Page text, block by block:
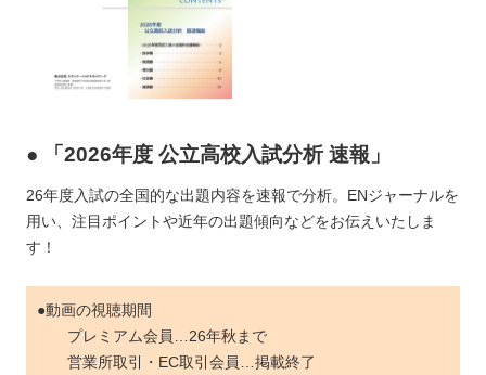
● 「2026年度 公立高校入試分析 速報」
26年度入試の全国的な出題内容を速報で分析。ENジャーナルを
用い、注目ポイントや近年の出題傾向などをお伝えいたしま
す！
●動画の視聴期間
プレミアム会員…26年秋まで
営業所取引・EC取引会員…掲載終了